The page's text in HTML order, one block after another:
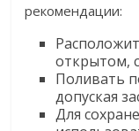
рекомендации:
открытом,
Поливать
допуская
Для